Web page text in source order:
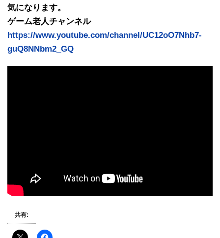
気になります。
ゲーム老人チャンネル
https://www.youtube.com/channel/UC12oO7Nhb7-
guQ8NNbm2_GQ
共有: